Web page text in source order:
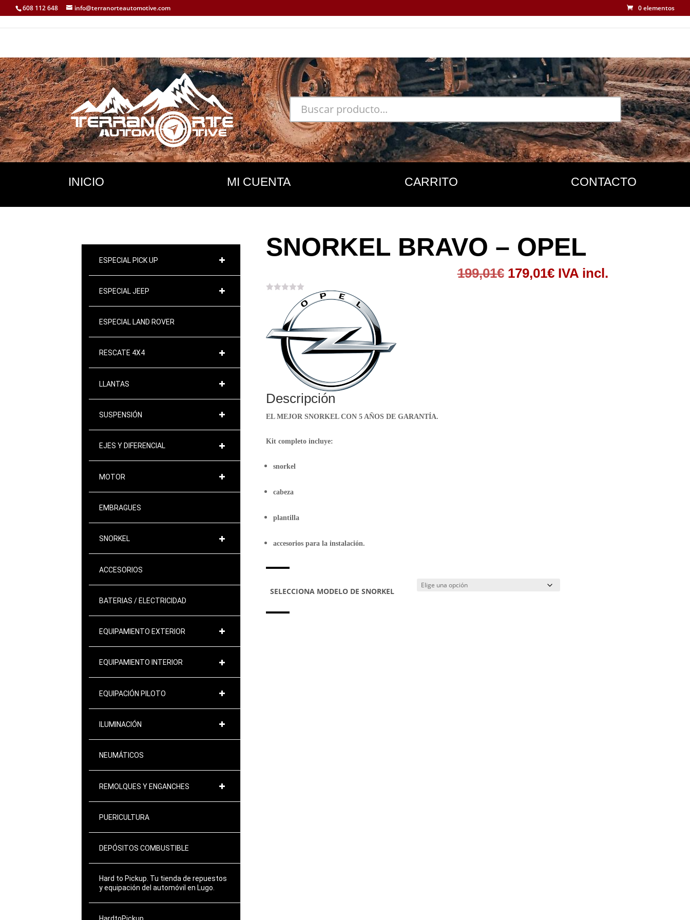
608 112 648 info@terranorteautomotive.com 0 elementos
INICIO MI CUENTA CARRITO CONTACTO
ESPECIAL PICK UP
ESPECIAL JEEP
ESPECIAL LAND ROVER
RESCATE 4X4
LLANTAS
SUSPENSIÓN
EJES Y DIFERENCIAL
MOTOR
EMBRAGUES
SNORKEL
ACCESORIOS
BATERIAS / ELECTRICIDAD
EQUIPAMIENTO EXTERIOR
EQUIPAMIENTO INTERIOR
EQUIPACIÓN PILOTO
ILUMINACIÓN
NEUMÁTICOS
REMOLQUES Y ENGANCHES
PUERICULTURA
DEPÓSITOS COMBUSTIBLE
Hard to Pickup. Tu tienda de repuestos
y equipación del automóvil en Lugo.
SNORKEL BRAVO – OPEL
199,01€ El
precio
179,01€El
IVA incl.
Descripción
EL MEJOR SNORKEL CON 5 AÑOS DE GARANTÍA.
Kit completo incluye:
snorkel
cabeza
plantilla
accesorios para la instalación.
SELECCIONA MODELO DE SNORKEL